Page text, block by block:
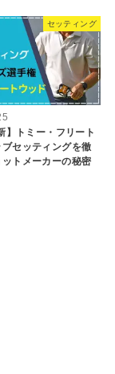
セッティング
】トミー・フリート
セッティングを徹
トメーカーの秘密